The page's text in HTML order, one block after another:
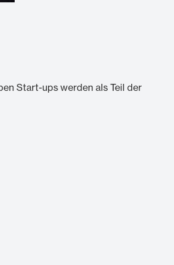
Start-ups werden als Teil der